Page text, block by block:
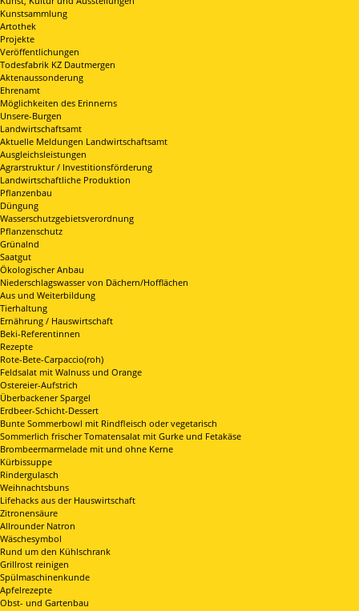
Kunstsammlung
Artothek
Projekte
Veröffentlichungen
Todesfabrik KZ Dautmergen
Aktenaussonderung
Ehrenamt
Möglichkeiten des Erinnerns
Unsere-Burgen
Landwirtschaftsamt
Aktuelle Meldungen Landwirtschaftsamt
Ausgleichsleistungen
Agrarstruktur / Investitionsförderung
Landwirtschaftliche Produktion
Pflanzenbau
Düngung
Wasserschutzgebietsverordnung
Pflanzenschutz
Grünalnd
Saatgut
Ökologischer Anbau
Niederschlagswasser von Dächern/Hofflächen
Aus und Weiterbildung
Tierhaltung
Ernährung / Hauswirtschaft
Beki-Referentinnen
Rezepte
Rote-Bete-Carpaccio(roh)
Feldsalat mit Walnuss und Orange
Ostereier-Aufstrich
Überbackener Spargel
Erdbeer-Schicht-Dessert
Bunte Sommerbowl mit Rindfleisch oder vegetarisch
Sommerlich frischer Tomatensalat mit Gurke und Fetakäse
Brombeermarmelade mit und ohne Kerne
Kürbissuppe
Rindergulasch
Weihnachtsbuns
Lifehacks aus der Hauswirtschaft
Zitronensäure
Allrounder Natron
Wäschesymbol
Rund um den Kühlschrank
Grillrost reinigen
Spülmaschinenkunde
Apfelrezepte
Obst- und Gartenbau